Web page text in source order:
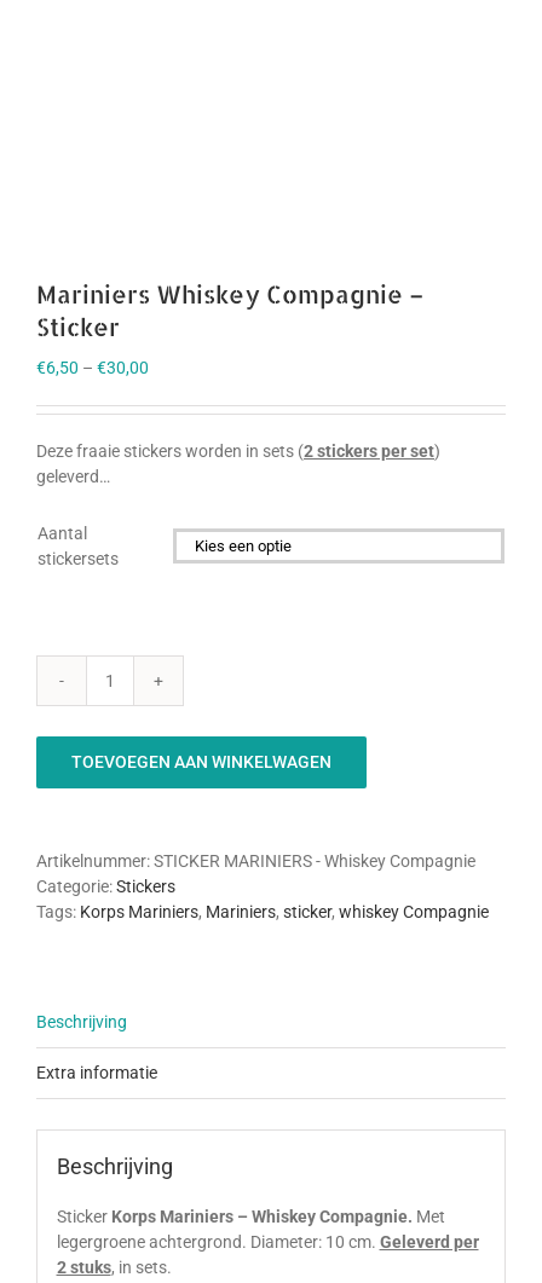
Mariniers Whiskey Compagnie –
Sticker
€6,50 – €30,00
Deze fraaie stickers worden in sets (2 stickers per set)
geleverd…
Aantal
stickersets
Mariniers
Compagnie
-
Sticker
TOEVOEGEN AAN WINKELWAGEN
Artikelnummer:STICKER MARINIERS - Whiskey Compagnie
Categorie:Stickers
Tags: Korps Mariniers, Mariniers, sticker, whiskey Compagnie
Beschrijving
Extra informatie
Beschrijving
Sticker Korps Mariniers – Whiskey Compagnie. Met
legergroene achtergrond. Diameter: 10 cm. Geleverd per
2 stuks, in sets.